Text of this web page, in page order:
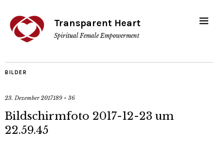
Transparent Heart
Spiritual Female Empowerment
BILDER
23. Dezember 2017189 × 36
Bildschirmfoto 2017-12-23 um
22.59.45